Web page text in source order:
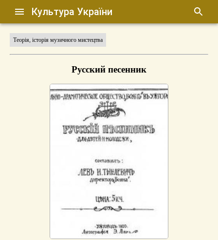
Культура України
Теорія, історія музичного мистецтва
Русский песенник